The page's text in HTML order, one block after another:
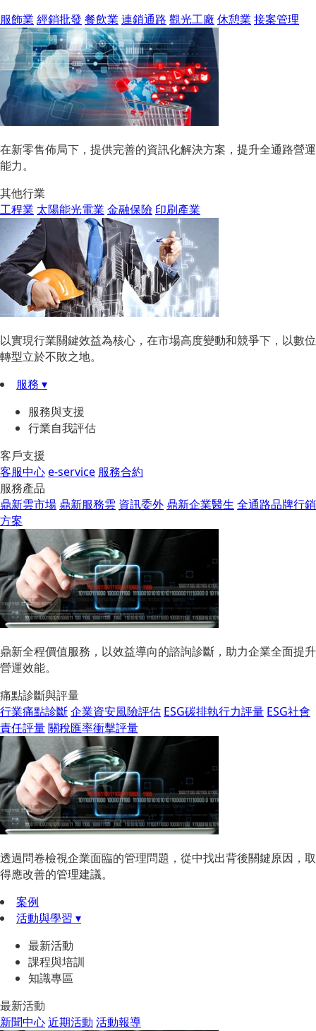
服飾業 經銷批發 餐飲業 連鎖通路 觀光工廠 休憩業 接案管理
在新零售佈局下，提供完善的資訊化解決方案，提升全通路營運
能力。
其他行業
工程業 太陽能光電業 金融保險 印刷產業
以實現行業關鍵效益為核心，在市場高度變動和競爭下，以數位
轉型立於不敗之地。
服務 ▾
服務與支援
行業自我評估
客戶支援
客服中心e-service 服務合約
服務產品
鼎新雲市場 鼎新服務雲 資訊委外 鼎新企業醫生 全通路品牌行銷
方案
鼎新全程價值服務，以效益導向的諮詢診斷，助力企業全面提升
營運效能。
痛點診斷與評量
行業痛點診斷企業資安風險評估 ESG碳排執行力評量 ESG社會
責任評量關稅匯率衝擊評量
透過問卷檢視企業面臨的管理問題，從中找出背後關鍵原因，取
得應改善的管理建議。
案例
活動與學習 ▾
最新活動
課程與培訓
知識專區
最新活動
新聞中心近期活動 活動報導